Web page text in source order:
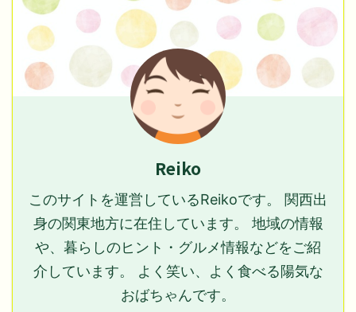
Reiko
このサイトを運営しているReikoです。 関西出
身の関東地方に在住しています。 地域の情報
や、暮らしのヒント・グルメ情報などをご紹
介しています。 よく笑い、よく食べる陽気な
おばちゃんです。